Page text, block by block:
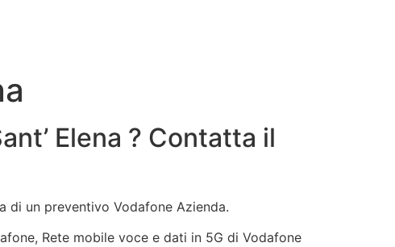
Elena ? Contatta il
di un preventivo Vodafone Azienda.
Rete mobile voce e dati in 5G di Vodafone